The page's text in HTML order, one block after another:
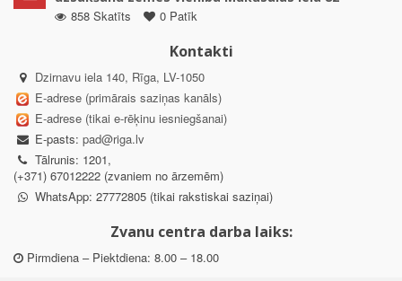
858 Skatīts
0 Patīk
Kontakti
Dzirnavu iela 140, Rīga, LV-1050
E-adrese (primārais saziņas kanāls)
E-adrese (tikai e-rēķinu iesniegšanai)
E-pasts: pad@riga.lv
Tālrunis: 1201,
(+371) 67012222 (zvaniem no ārzemēm)
WhatsApp: 27772805 (tikai rakstiskai saziņai)
Zvanu centra darba laiks:
Pirmdiena – Piektdiena: 8.00 – 18.00